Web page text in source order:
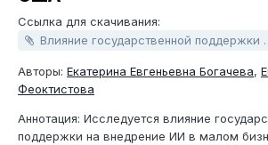
Ссылка для скачивания:
Влияние государственной поддержки на внедрение искусственного интеллекта в малом бизнесе: сравнительный анализ России, Китая и США.docx
Авторы: Екатерина Евгеньевна Богачева,
Феоктистова
Аннотация: Исследуется влияние
поддержки на внедрение ИИ в малом